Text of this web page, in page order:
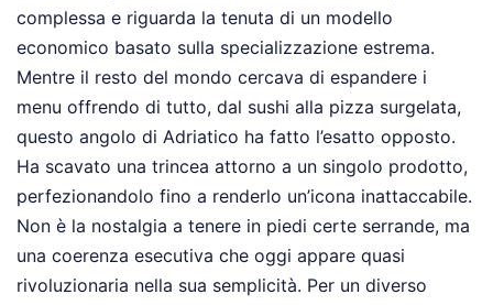
complessa e riguarda la tenuta di un modello
economico basato sulla specializzazione estrema.
Mentre il resto del mondo cercava di espandere i
menu offrendo di tutto, dal sushi alla pizza surgelata,
questo angolo di Adriatico ha fatto l’esatto opposto.
Ha scavato una trincea attorno a un singolo prodotto,
perfezionandolo fino a renderlo un’icona inattaccabile.
Non è la nostalgia a tenere in piedi certe serrande, ma
una coerenza esecutiva che oggi appare quasi
rivoluzionaria nella sua semplicità. Per un diverso